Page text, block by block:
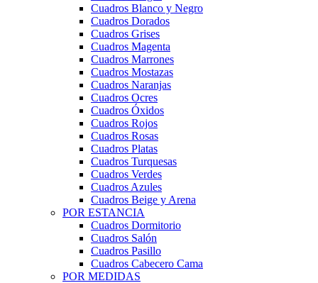
Cuadros Blanco y Negro
Cuadros Dorados
Cuadros Grises
Cuadros Magenta
Cuadros Marrones
Cuadros Mostazas
Cuadros Naranjas
Cuadros Ocres
Cuadros Óxidos
Cuadros Rojos
Cuadros Rosas
Cuadros Platas
Cuadros Turquesas
Cuadros Verdes
Cuadros Azules
Cuadros Beige y Arena
POR ESTANCIA
Cuadros Dormitorio
Cuadros Salón
Cuadros Pasillo
Cuadros Cabecero Cama
POR MEDIDAS